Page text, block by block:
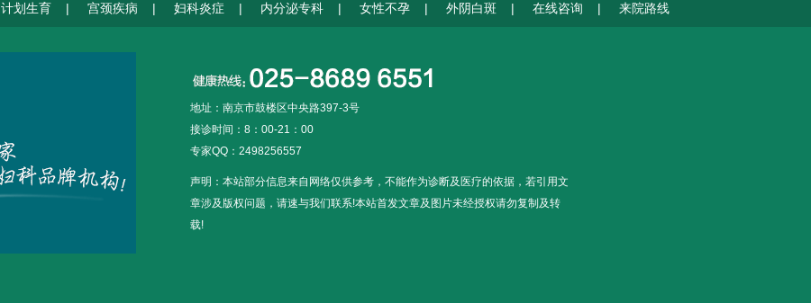
计划生育 | 宫颈疾病 | 妇科炎症 | 内分泌专科 | 女性不孕 | 外阴白斑 | 在线咨询 | 来院路线
地址：南京市鼓楼区中央路397-3号
接诊时间：8：00-21：00
专家QQ：2498256557
声明：本站部分信息来自网络仅供参考，不能作为诊断及医疗的依据，若引用文
章涉及版权问题，请速与我们联系!本站首发文章及图片未经授权请勿复制及转
载!